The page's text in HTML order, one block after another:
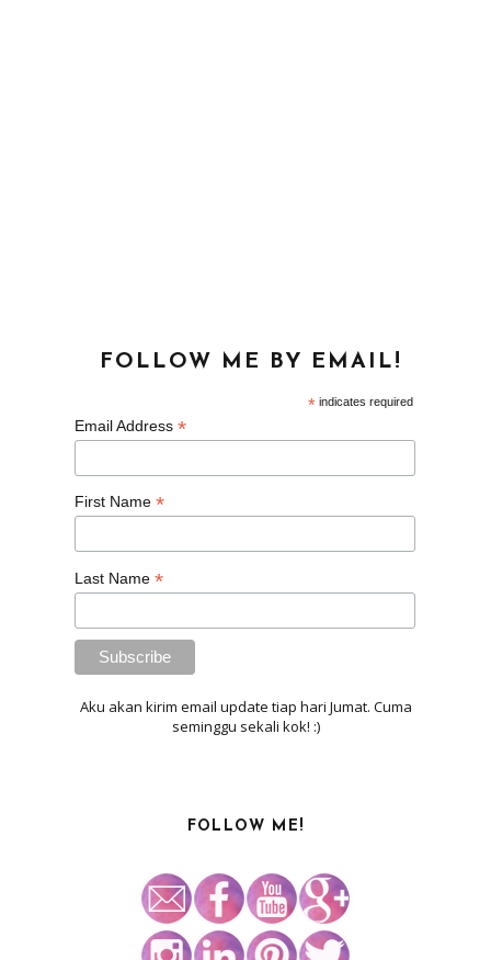
FOLLOW ME BY EMAIL!
*indicates required
Email Address*
First Name*
Last Name*
Aku akan kirim email update tiap hari Jumat. Cuma
seminggu sekali kok! :)
FOLLOW ME!